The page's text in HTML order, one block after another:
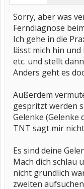
Sorry, aber was
Ferndiagnose
Ich gehe in die
lässt mich hin
etc. und stellt
Anders geht es
Außerdem
gespritzt werden
Gelenke (Gelenke
TNT sagt mir
Es sind deine
Mach dich schlau
nicht gründlich
zweiten